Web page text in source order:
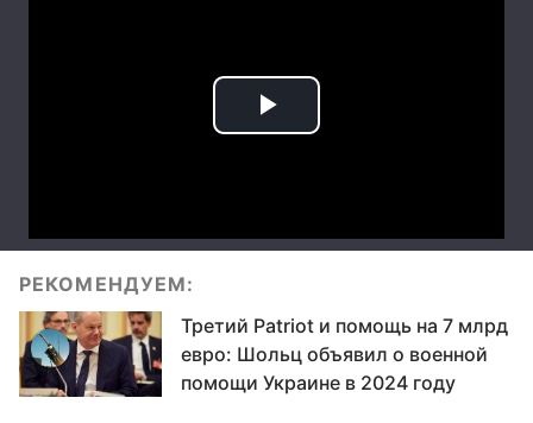
РЕКОМЕНДУЕМ:
Третий Patriot и помощь на 7 млрд
евро: Шольц объявил о военной
помощи Украине в 2024 году